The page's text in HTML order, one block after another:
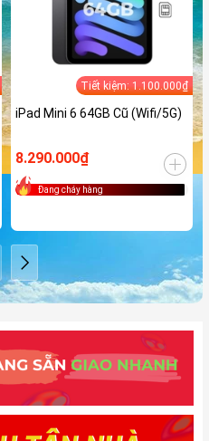
Tiết kiệm: 1.100.000₫
iPad Mini 6 64GB Cũ (Wifi/5G)
8.290.000₫
Đang cháy hàng